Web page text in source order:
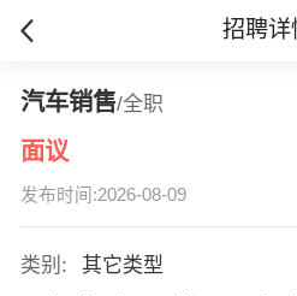
招聘详
汽车销售/全职
面议
发布时间:2026-08-09
类别:
其它类型